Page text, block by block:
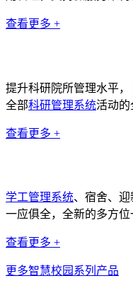
查看更多 +
提升科研院所管理水平
全部科研管理系统活动的
查看更多 +
学工管理系统、宿舍、迎
一应俱全，全新的多方
查看更多 +
更多智慧校园系列产品